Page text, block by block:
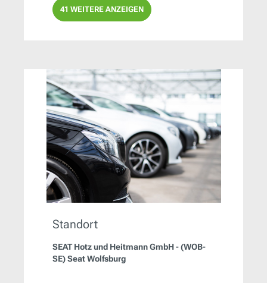
41 WEITERE ANZEIGEN
Standort
SEAT Hotz und Heitmann GmbH - (WOB-
SE) Seat Wolfsburg